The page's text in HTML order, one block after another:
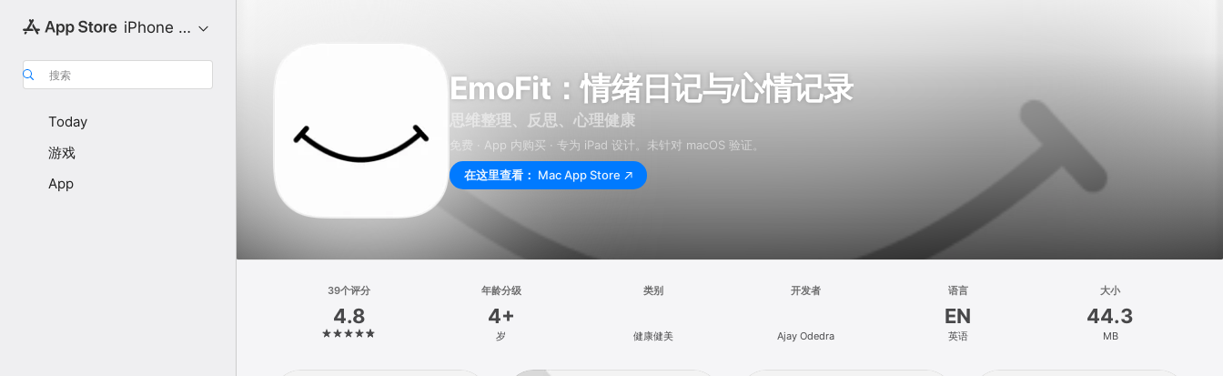
iPhone 专区
搜索
Today
游戏
App
EmoFit：情绪日记与心情记录
思维整理、反思、心理健康
免费 · App 内购买 · 专为 iPad 设计。未针对 macOS 验证。
在这里查看： Mac App Store
39个评分
4.8
年龄分级
4+
岁
类别
健康健美
开发者
Ajay Odedra
语言
EN
英语
大小
44.3
MB